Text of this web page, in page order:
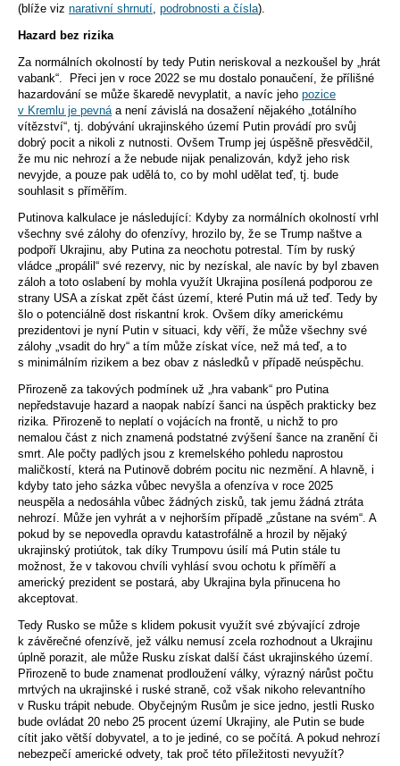
(blíže viz narativní shrnutí podrobnosti a čísla).
Hazard bez rizika
Za normálních okolností by tedy Putin neriskoval a nezkoušel by „hrát
vabank“. Přeci jen v roce 2022 se mu dostalo ponaučení, že přílišné
hazardování se může škaredě nevyplatit, a navíc jeho pozice
v Kremlu je pevná a není závislá na dosažení nějakého „totálního
vítězství“, tj. dobývání ukrajinského území Putin provádí pro svůj
dobrý pocit a nikoli z nutnosti. Ovšem Trump jej úspěšně přesvědčil,
že mu nic nehrozí a že nebude nijak penalizován, když jeho risk
nevyjde, a pouze pak udělá to, co by mohl udělat teď, tj. bude
souhlasit s příměřím.
Putinova kalkulace je následující: Kdyby za normálních okolností vrhl
všechny své zálohy do ofenzívy, hrozilo by, že se Trump naštve a
podpoří Ukrajinu, aby Putina za neochotu potrestal. Tím by ruský
vládce „propálil“ své rezervy, nic by nezískal, ale navíc by byl zbaven
záloh a toto oslabení by mohla využít Ukrajina posílená podporou ze
strany USA a získat zpět část území, které Putin má už teď. Tedy by
šlo o potenciálně dost riskantní krok. Ovšem díky americkému
prezidentovi je nyní Putin v situaci, kdy věří, že může všechny své
zálohy „vsadit do hry“ a tím může získat více, než má teď, a to
s minimálním rizikem a bez obav z následků v případě neúspěchu.
Přirozeně za takových podmínek už „hra vabank“ pro Putina
nepředstavuje hazard a naopak nabízí šanci na úspěch prakticky bez
rizika. Přirozeně to neplatí o vojácích na frontě, u nichž to pro
nemalou část z nich znamená podstatné zvýšení šance na zranění či
smrt. Ale počty padlých jsou z kremelského pohledu naprostou
maličkostí, která na Putinově dobrém pocitu nic nezmění. A hlavně, i
kdyby tato jeho sázka vůbec nevyšla a ofenzíva v roce 2025
neuspěla a nedosáhla vůbec žádných zisků, tak jemu žádná ztráta
nehrozí. Může jen vyhrát a v nejhorším případě „zůstane na svém“. A
pokud by se nepovedla opravdu katastrofálně a hrozil by nějaký
ukrajinský protiútok, tak díky Trumpovu úsilí má Putin stále tu
možnost, že v takovou chvíli vyhlásí svou ochotu k příměří a
americký prezident se postará, aby Ukrajina byla přinucena ho
akceptovat.
Tedy Rusko se může s klidem pokusit využít své zbývající zdroje
k závěrečné ofenzívě, jež válku nemusí zcela rozhodnout a Ukrajinu
úplně porazit, ale může Rusku získat další část ukrajinského území.
Přirozeně to bude znamenat prodloužení války, výrazný nárůst počtu
mrtvých na ukrajinské i ruské straně, což však nikoho relevantního
v Rusku trápit nebude. Obyčejným Rusům je sice jedno, jestli Rusko
bude ovládat 20 nebo 25 procent území Ukrajiny, ale Putin se bude
cítit jako větší dobyvatel, a to je jediné, co se počítá. A pokud nehrozí
nebezpečí americké odvety, tak proč této příležitosti nevyužít?